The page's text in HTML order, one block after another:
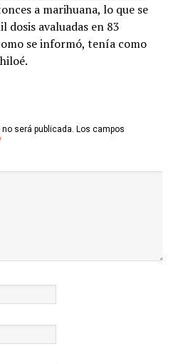
a marihuana, lo que se
dosis avaluadas en 83
se informó, tenía como
será publicada. Los campos